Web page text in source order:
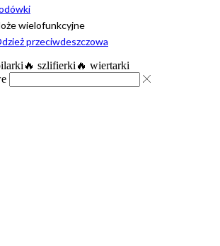
wielofunkcyjne
przeciwdeszczowa
🔥 szlifierki 🔥 wiertarki